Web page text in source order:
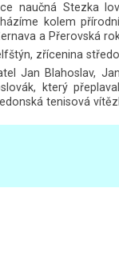
naučná Stezka
kolem
a Přerovská
zřícenina
Jan Blahoslav,
který
tenisová